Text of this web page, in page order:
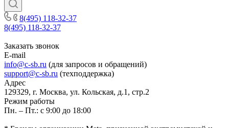
8(495) 118-32-37
8(495) 118-32-37
Заказать звонок
E-mail
info@c-sb.ru (для запросов и обращений)
support@c-sb.ru (техподдержка)
Адрес
129329, г. Москва, ул. Кольская, д.1, стр.2
Режим работы
Пн. – Пт.: с 9:00 до 18:00